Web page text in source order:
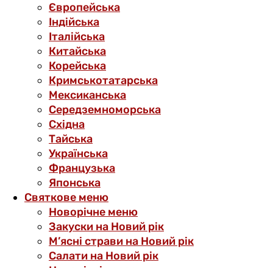
Європейська
Індійська
Італійська
Китайська
Корейська
Кримськотатарська
Мексиканська
Середземноморська
Східна
Тайська
Українська
Французька
Японська
Святкове меню
Новорічне меню
Закуски на Новий рік
М’ясні страви на Новий рік
Салати на Новий рік